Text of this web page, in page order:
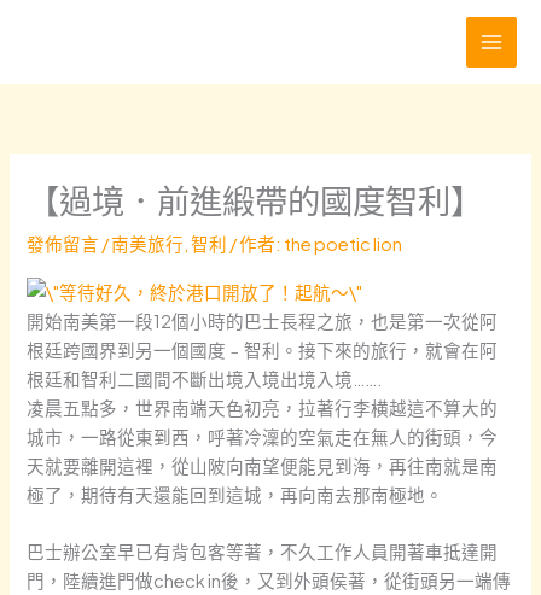
容
【過境．前進緞帶的國度智利】
發佈留言 /南美旅行,智利 / 作者: the poetic lion
開始南美第一段12個小時的巴士長程之旅，也是第一次從阿
根廷跨國界到另一個國度﹣智利。接下來的旅行，就會在阿
根廷和智利二國間不斷出境入境出境入境…….
凌晨五點多，世界南端天色初亮，拉著行李横越這不算大的
城市，一路從東到西，呼著冷澟的空氣走在無人的街頭，今
天就要離開這裡，從山陂向南望便能見到海，再往南就是南
極了，期待有天還能回到這城，再向南去那南極地。
巴士辦公室早已有背包客等著，不久工作人員開著車抵達開
門，陸續進門做check in後，又到外頭侯著，從街頭另一端傳